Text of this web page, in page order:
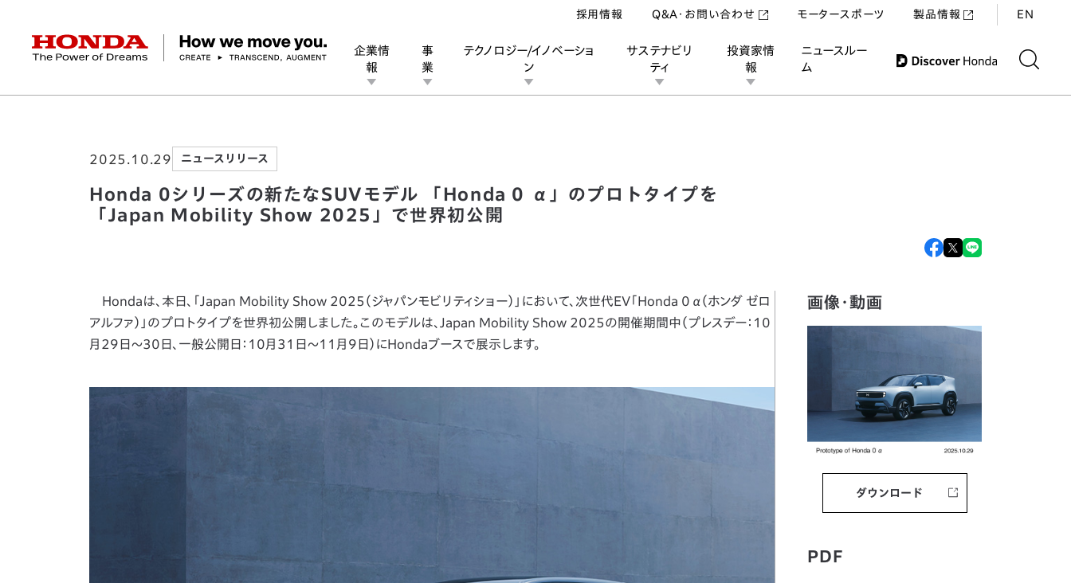
HONDA The Power of Dreams
企業情
報
経営方針 会社概要 ヒストリー
事
業
パワープロダクツ マリン
テクノロジー/イノベーショ
ン
デザイン オープンイノベーション
サステナビリ
ティ
Honda Report 環境 社会
投資家情
報
財務・業績情報 株式・債券情報
ニュースルー
ム
採用情報 Q&A・お問い合わせ モータースポーツ 製品情報 EN
Honda 0シリーズの新たなSUVモデル 「Honda 0 α」のプロトタイプを「Japan Mobility Show 2025」で世界初公開
2025.10.29 ニュースリリース
Honda 0シリーズの新たなSUVモデル 「Honda 0 α」のプロトタイプを
「Japan Mobility Show 2025」で世界初公開
Hondaは、本日、「Japan Mobility Show 2025（ジャパンモビリティショー）」において、次世代EV「Honda 0 α（ホンダ ゼロ
アルファ）」のプロトタイプを世界初公開しました。このモデルは、Japan Mobility Show 2025の開催期間中（プレスデー：10
月29日～30日、一般公開日：10月31日～11月9日）にHondaブースで展示します。
画像・動画
ダウンロード
PDF